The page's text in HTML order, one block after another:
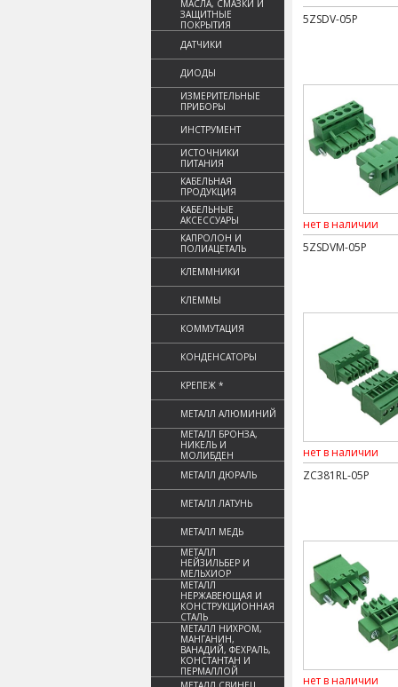
МАСЛА, СМАЗКИ И
ЗАЩИТНЫЕ
ПОКРЫТИЯ
ДАТЧИКИ
ДИОДЫ
ИЗМЕРИТЕЛЬНЫЕ
ПРИБОРЫ
ИНСТРУМЕНТ
ИСТОЧНИКИ
ПИТАНИЯ
КАБЕЛЬНАЯ
ПРОДУКЦИЯ
КАБЕЛЬНЫЕ
АКСЕССУАРЫ
КАПРОЛОН И
ПОЛИАЦЕТАЛЬ
КЛЕММНИКИ
КЛЕММЫ
КОММУТАЦИЯ
КОНДЕНСАТОРЫ
КРЕПЕЖ *
МЕТАЛЛ АЛЮМИНИЙ
МЕТАЛЛ БРОНЗА,
НИКЕЛЬ И
МОЛИБДЕН
МЕТАЛЛ ДЮРАЛЬ
МЕТАЛЛ ЛАТУНЬ
МЕТАЛЛ МЕДЬ
МЕТАЛЛ
НЕЙЗИЛЬБЕР И
МЕЛЬХИОР
МЕТАЛЛ
НЕРЖАВЕЮЩАЯ И
КОНСТРУКЦИОННАЯ
СТАЛЬ
МЕТАЛЛ НИХРОМ,
МАНГАНИН,
ВАНАДИЙ, ФЕХРАЛЬ,
КОНСТАНТАН И
ПЕРМАЛЛОЙ
5ZSDV-05P
нет в наличии
5ZSDVM-05P
нет в наличии
ZC381RL-05P
нет в наличии